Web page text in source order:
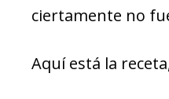
ciertamente no
Aquí está la